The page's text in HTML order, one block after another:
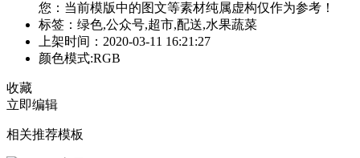
您：当前模版中的图文等素材纯属虚构仅作为参考！
标签：绿色,公众号,超市,配送,水果蔬菜
上架时间：2020-03-11 16:21:27
颜色模式:RGB
收藏
立即编辑
相关推荐模板